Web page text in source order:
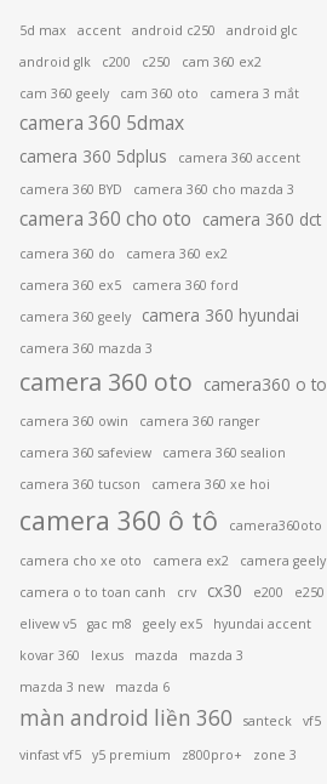
5d max accent android c250
android glc
android glk
c200 c250
cam 360 ex2
cam 360 geely
cam 360 oto camera 3 mắt
camera 360 5dmax
camera 360 5dplus
camera 360 accent
camera 360 BYD
camera 360 cho mazda 3
camera 360 cho oto camera 360 dct
camera 360 do
camera 360 ex2
camera 360 ex5
camera 360 ford
camera 360 geely
camera 360 hyundai
camera 360 mazda 3
camera 360 oto camera360 o to
camera 360 owin
camera 360 ranger
camera 360 safeview
camera 360 sealion
camera 360 tucson
camera 360 xe hoi
camera 360 ô tô camera360oto
camera cho xe oto camera ex2
camera geely
camera o to toan canh
crv cx30 e200
e250
elivew v5
gac m8 geely ex5
hyundai accent
kovar 360
lexus mazda
mazda 3
mazda 3 new
mazda 6
màn android liền 360 santeck
vf5
vinfast vf5
y5 premium z800pro+ zone 3